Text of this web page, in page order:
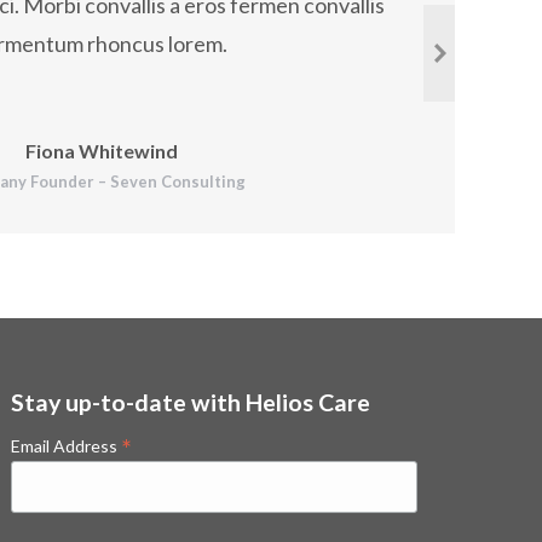
quam ac, auctor quam.
at semper. Aenean varius
rhoncus lorem.
Fiona Whitewind
Founder – Seven Consulting
Stay up-to-date with Helios Care
Email Address *